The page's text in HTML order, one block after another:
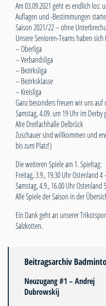
Am 03.09.2021 geht es endlich
Auflagen und -Bestimmungen
Saison 2021/22 – ohne
Unsere Senioren-Teams haben
– Oberliga
– Verbandsliga
– Bezirksliga
– Bezirksklasse
– Kreisliga
Ganz besonders freuen wir uns
Samstag, 4.09. um 19 Uhr im
Alte Dreifachhalle Delbrück
Zuschauer sind willkommen und
bis zum Platz!)
Die weiteren Spiele am 1. Spieltag:
Freitag, 3.9., 19.30 Uhr Ostenland
Samstag, 4.9., 16.00 Uhr Ostenland
Alle Spiele der Saison in der
Ein Dank geht an unserer
Salzkotten.
Beitragsarchiv
Neuzugang #1 – Andrej
Dubrowskij